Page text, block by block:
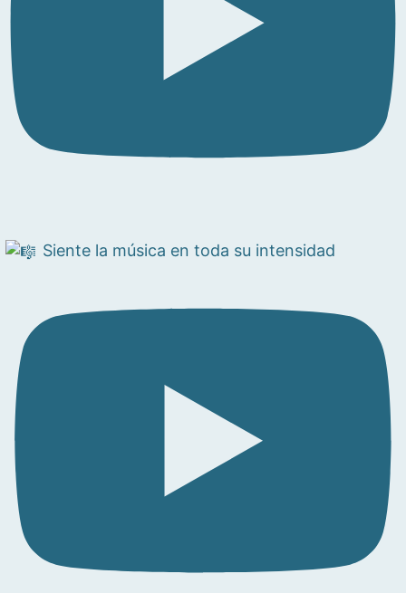
Siente la música en toda su intensidad